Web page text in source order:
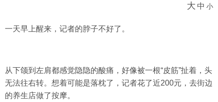
大 中 小
一天早上醒来，记者的脖子不好了。
从下颌到左肩都感觉隐隐的酸痛，好像被一根“皮筋”扯着，头
无法往右转。想着可能是落枕了，记者花了近200元，去街边
的养生店做了按摩。